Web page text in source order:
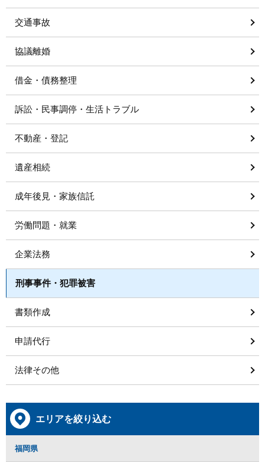
交通事故
協議離婚
借金・債務整理
訴訟・民事調停・生活トラブル
不動産・登記
遺産相続
成年後見・家族信託
労働問題・就業
企業法務
刑事事件・犯罪被害
書類作成
申請代行
法律その他
エリアを絞り込む
福岡県